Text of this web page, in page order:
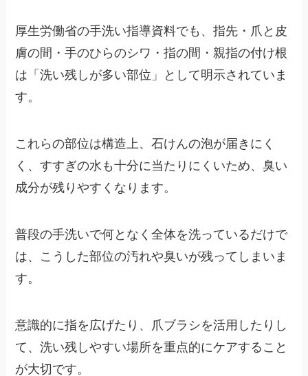
厚生労働省の手洗い指導資料でも、指先・爪と皮
膚の間・手のひらのシワ・指の間・親指の付け根
は「洗い残しが多い部位」として明示されていま
す。
これらの部位は構造上、石けんの泡が届きにく
く、すすぎの水も十分に当たりにくいため、臭い
成分が残りやすくなります。
普段の手洗いで何となく全体を洗っているだけで
は、こうした部位の汚れや臭いが残ってしまいま
す。
意識的に指を広げたり、爪ブラシを活用したりし
て、洗い残しやすい場所を重点的にケアすること
が大切です。